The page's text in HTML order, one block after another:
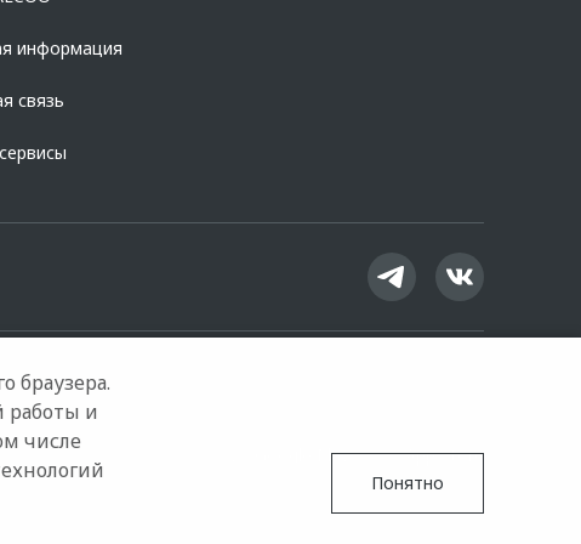
информация
связь
Google Play App Store
браузера.
работы и
числе
Понятно